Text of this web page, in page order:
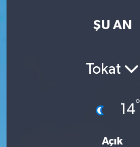
ŞU AN
Tokat
14°
Açık
Son Dakika Haberleri